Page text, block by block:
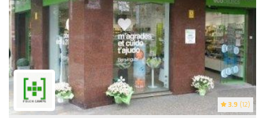
3.9 (12)